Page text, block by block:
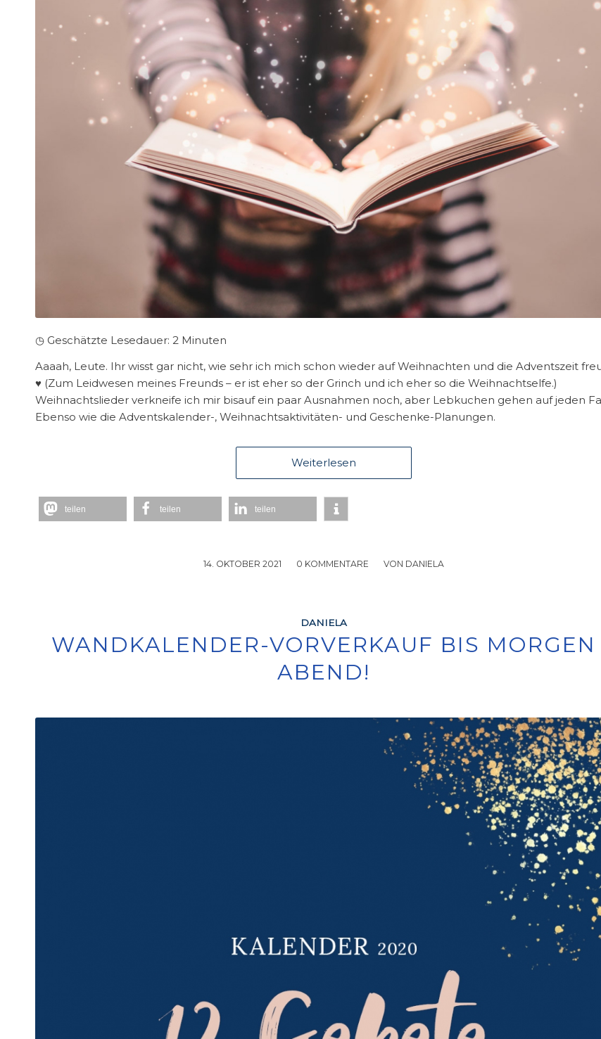
◷ Geschätzte Lesedauer: 2 Minuten
Aaaah, Leute. Ihr wisst gar nicht, wie sehr ich mich schon wieder auf Weihnachten und die Adventszeit
♥ (Zum Leidwesen meines Freunds – er ist eher so der Grinch und ich eher so die Weihnachtselfe.)
Weihnachtslieder verkneife ich mir bisauf ein paar Ausnahmen noch, aber Lebkuchen gehen auf jeden
Ebenso wie die Adventskalender-, Weihnachtsaktivitäten- und Geschenke-Planungen.
Weiterlesen
teilen teilen teilen
14. OKTOBER 2021
/ 0 KOMMENTARE
/ VON DANIELA
DANIELA
WANDKALENDER-VORVERKAUF BIS MORGEN
ABEND!